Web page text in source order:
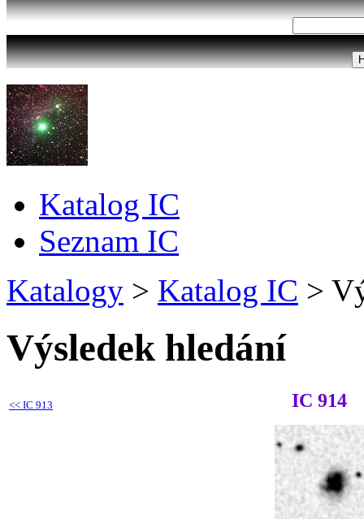
Katalog IC
Seznam IC
Katalogy > Katalog IC >
Výsledek hledání
<< IC 913 IC 914